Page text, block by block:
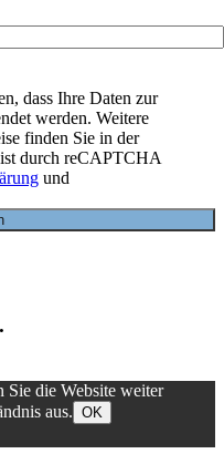
dass Ihre Daten zur
werden. Weitere
finden Sie in der
durch reCAPTCHA
und
Sie die Website weiter
aus. OK